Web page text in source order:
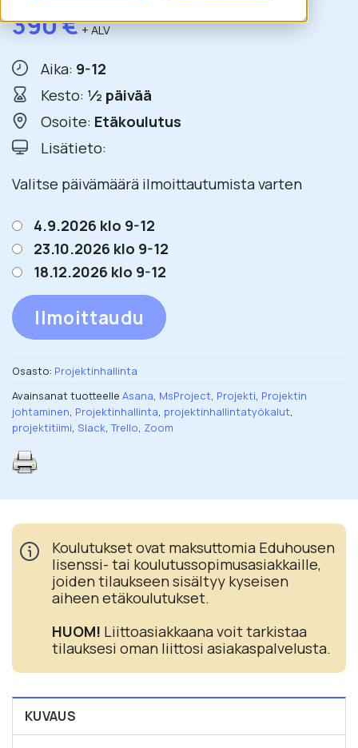
390€ + ALV
Aika: 9-12
Kesto: ½ päivää
Osoite: Etäkoulutus
Lisätieto:
Valitse päivämäärä ilmoittautumista varten
4.9.2026 klo 9-12
23.10.2026 klo 9-12
18.12.2026 klo 9-12
Ilmoittaudu
Osasto: Projektinhallinta
Avainsanat tuotteelle Asana, MsProject, Projekti, Projektin
johtaminen, Projektinhallinta, projektinhallintatyökalut,
projektitiimi, Slack,Trello, Zoom
Koulutukset ovat maksuttomia Eduhousen
lisenssi- tai koulutussopimusasiakkaille,
joiden tilaukseen sisältyy kyseisen
aiheen etäkoulutukset.
HUOM! Liittoasiakkaana voit tarkistaa
tilauksesi oman liittosi asiakaspalvelusta.
KUVAUS